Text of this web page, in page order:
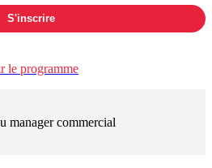
S'inscrire
le programme
manager commercial